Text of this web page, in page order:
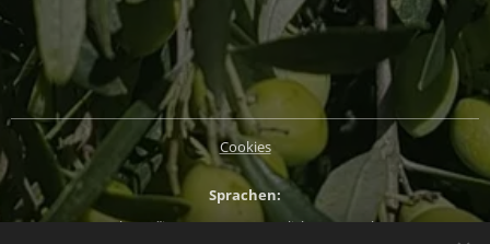
Cookies
Sprachen
Slovenčina
Magyar English Deutsch